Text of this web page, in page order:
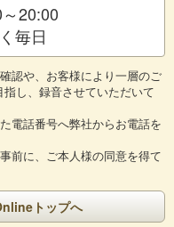
20:00
毎日
認や、お客様により一層のご
し、録音させていただいて
電話番号へ弊社からお電話を
前に、ご本人様の同意を得て
トップへ